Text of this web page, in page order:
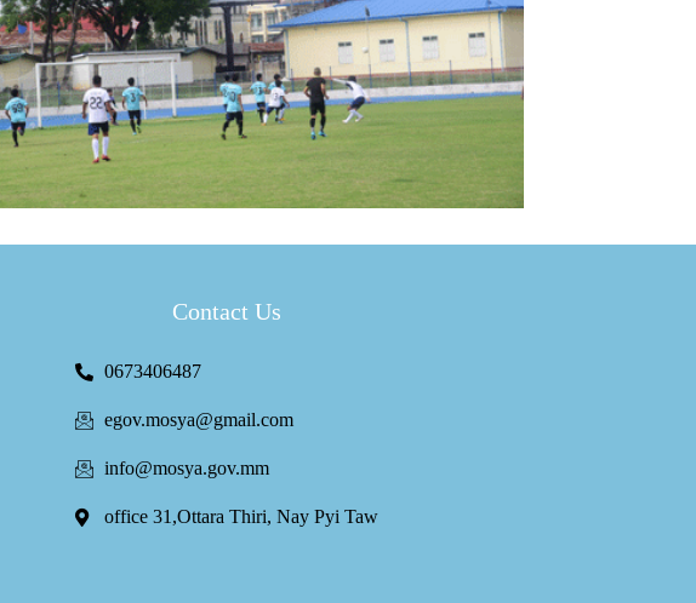
Contact Us
0673406487
egov.mosya@gmail.com
info@mosya.gov.mm
office 31,Ottara Thiri, Nay Pyi Taw